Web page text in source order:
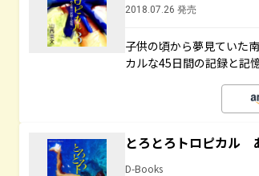
2018.07.26 発売
子供の頃から夢見ていた
カルな45日間の記録と記憶
とろとろトロピカル
D-Books